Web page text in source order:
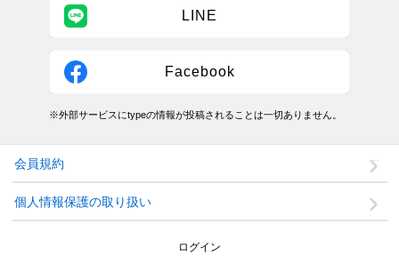
LINE
Facebook
※外部サービスにtypeの情報が投稿されることは一切ありません。
会員規約
個人情報保護の取り扱い
ログイン